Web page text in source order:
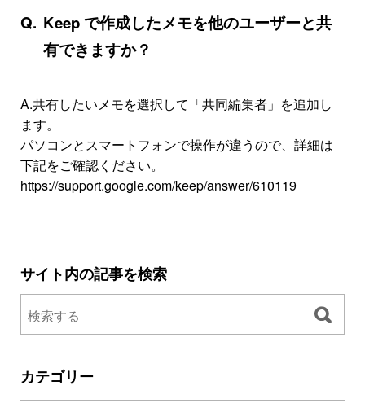
Keep で作成したメモを他のユーザーと共
有できますか？
A.共有したいメモを選択して「共同編集者」を追加し
ます。
パソコンとスマートフォンで操作が違うので、詳細は
下記をご確認ください。
https://support.google.com/keep/answer/610119
サイト内の記事を検索
カテゴリー